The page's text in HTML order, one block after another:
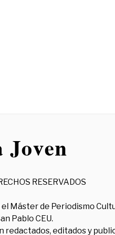
RESERVADOS
Máster de Periodismo
Pablo CEU.
redactados, editados y